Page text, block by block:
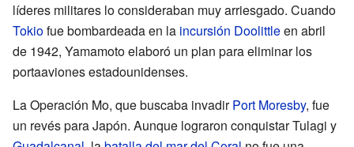
líderes militares lo consideraban muy arriesgado. Cuando
Tokiofue bombardeada en la incursión Doolittleen abril
de 1942, Yamamoto elaboró un plan para eliminar los
portaaviones estadounidenses.
La Operación Mo, que buscaba invadirPort Moresby, fue
un revés para Japón. Aunque lograron conquistar Tulagi y